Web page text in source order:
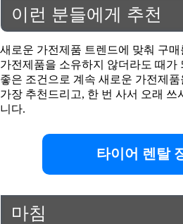
이런 분들에게 추천
새로운 가전제품 트렌드에 맞춰 구매
가전제품을 소유하지 않더라도 때가
좋은 조건으로 계속 새로운 가전제품
가장 추천드리고, 한 번 사서 오래 쓰
니다.
타이어 렌탈
마침